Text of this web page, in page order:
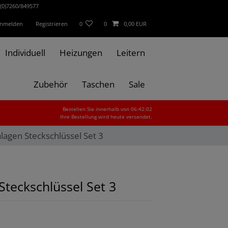
849577
Registrieren 0 0 0,00 EUR
Individuell Heizungen Leitern
Zubehör Taschen Sale
Bestellen Sie innerhalb von 06:42:00
Ihre Bestellung wird heute versendet.
Steckschlüssel Set 3
Set 3